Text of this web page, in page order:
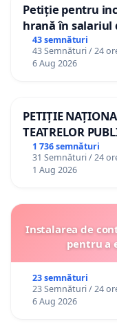
Petiție pentru
hrană în salariul
gradațiilor de
personali
43 semnături
43 Semnături / 24
6 Aug 2026
PETIȚIE
TEATRELOR
ROMÂNIA
1 736 semnături
31 Semnături / 24
1 Aug 2026
Instalarea de
pentru a
23 semnături
23 Semnături / 24
6 Aug 2026